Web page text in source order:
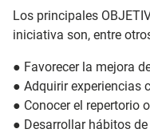
Los principales
iniciativa son, entre
● Favorecer la mejora
● Adquirir experiencias
● Conocer el repertorio
● Desarrollar hábitos